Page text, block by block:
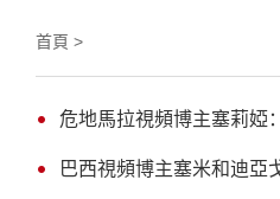
首頁 >
危地馬拉視頻博主塞莉婭
巴西視頻博主塞米和迪亞